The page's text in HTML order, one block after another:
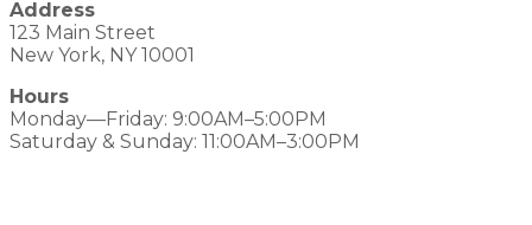
Address
123 Main Street
New York, NY 10001
Hours
Monday—Friday: 9:00AM–5:00PM
Saturday & Sunday: 11:00AM–3:00PM